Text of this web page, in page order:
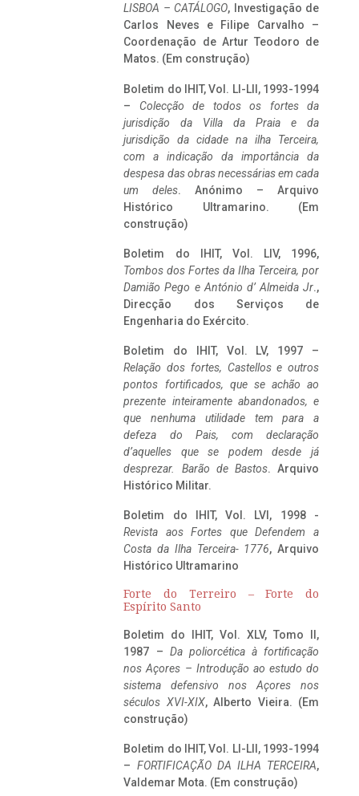
LISBOA – CATÁLOGO, Investigação de
Carlos Neves e Filipe Carvalho –
Coordenação de Artur Teodoro de
Matos. (Em construção)
Boletim do IHIT, Vol. LI-LII, 1993-1994
– Colecção de todos os fortes da
jurisdição da Villa da Praia e da
jurisdição da cidade na ilha Terceira,
com a indicação da importância da
despesa das obras necessárias em cada
um deles. Anónimo – Arquivo
Histórico Ultramarino. (Em
construção)
Boletim do IHIT, Vol. LIV, 1996,
Tombos dos Fortes da Ilha Terceira, por
Damião Pego e António d’ Almeida Jr.,
Direcção dos Serviços de
Engenharia do Exército.
Boletim do IHIT, Vol. LV, 1997 –
Relação dos fortes, Castellos e outros
pontos fortificados, que se achão ao
prezente inteiramente abandonados, e
que nenhuma utilidade tem para a
defeza do Pais, com declaração
d’aquelles que se podem desde já
desprezar. Barão de Bastos. Arquivo
Histórico Militar.
Boletim do IHIT, Vol. LVI, 1998 -
Revista aos Fortes que Defendem a
Costa da Ilha Terceira- 1776, Arquivo
Histórico Ultramarino
Forte do Terreiro – Forte do
Espírito Santo
Boletim do IHIT, Vol. XLV, Tomo II,
1987 – Da poliorcética à fortificação
nos Açores – Introdução ao estudo do
sistema defensivo nos Açores nos
séculos XVI-XIX, Alberto Vieira. (Em
construção)
Boletim do IHIT, Vol. LI-LII, 1993-1994
– FORTIFICAÇÃO DA ILHA TERCEIRA,
Valdemar Mota. (Em construção)